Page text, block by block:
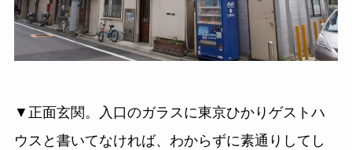
▼正面玄関。入口のガラスに東京ひかりゲストハ
ウスと書いてなければ、わからずに素通りしてし